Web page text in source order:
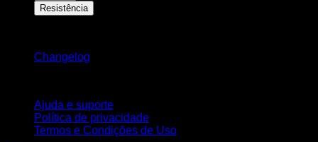
Resistência
Changelog
Ajuda e suporte
Política de privacidade
Termos e Condições de Uso